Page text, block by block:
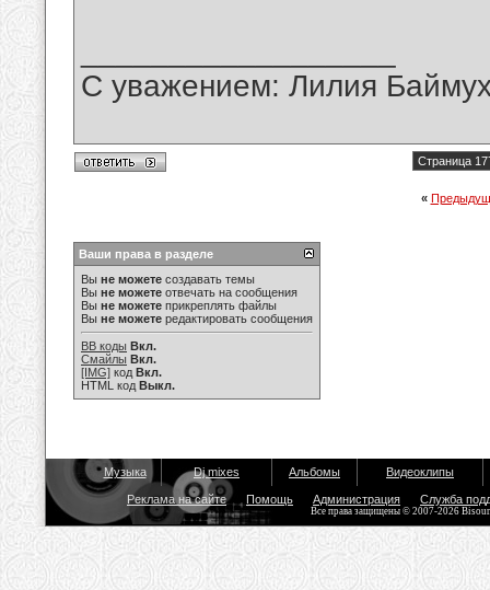
С уважением: Лилия
Страница
«
Ваши права в разделе
Вы не можете создавать темы
Вы не можете отвечать на сообщения
Вы не можете прикреплять файлы
Вы не можете редактировать сообщения
BB коды Вкл.
Смайлы Вкл.
[IMG] код Вкл.
HTML код Выкл.
Музыка Dj mixes Альбомы Видеоклипы
Реклама на сайте Помощь Администрация Служба
Все права защищены © 2007-2026